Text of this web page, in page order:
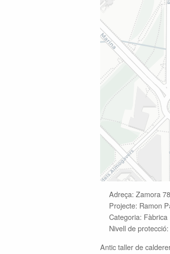
Adreça: Zamora
Projecte: Ramon
Categoria: Fàbrica
Nivell de
Antic taller de